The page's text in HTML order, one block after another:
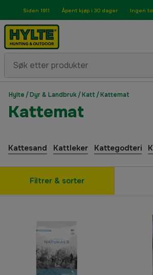
Siden 1911 Åpent kjøp i 30 dager Ingen
Hylte /Dyr & Landbruk/Katt /Kattemat
Kattemat
Kattesand Kattleker Kattegodteri
Filtrer & sorter